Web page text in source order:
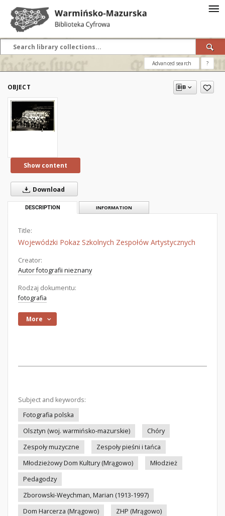
Advanced search ?
OBJECT
Show content
Download
DESCRIPTION INFORMATION
Title:
Wojewódzki Pokaz Szkolnych Zespołów Artystycznych
Creator:
Autor fotografii nieznany
Rodzaj dokumentu:
fotografia
More
Subject and keywords:
Fotografia polska
Olsztyn (woj. warmińsko-mazurskie)
Chóry
Zespoły muzyczne
Zespoły pieśni i tańca
Młodzieżowy Dom Kultury (Mrągowo)
Młodzież
Pedagodzy
Zborowski-Weychman, Marian (1913-1997)
Dom Harcerza (Mrągowo)
ZHP (Mrągowo)